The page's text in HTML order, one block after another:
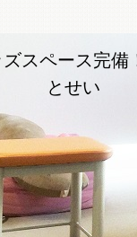
【おとく
】長岡
から徒
スペース完
とせい